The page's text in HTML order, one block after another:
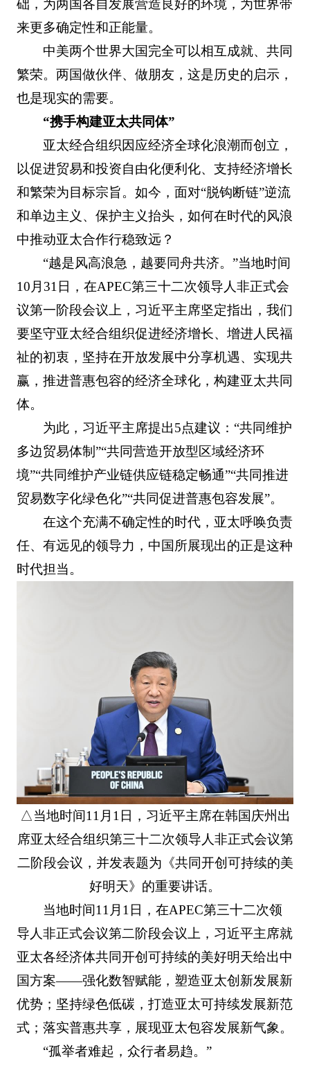
础，为两国各自发展营造良好的环境，为世界带
来更多确定性和正能量。
中美两个世界大国完全可以相互成就、共同
繁荣。两国做伙伴、做朋友，这是历史的启示，
也是现实的需要。
“携手构建亚太共同体”
亚太经合组织因应经济全球化浪潮而创立，
以促进贸易和投资自由化便利化、支持经济增长
和繁荣为目标宗旨。如今，面对“脱钩断链”逆流
和单边主义、保护主义抬头，如何在时代的风浪
中推动亚太合作行稳致远？
“越是风高浪急，越要同舟共济。”当地时间
10月31日，在APEC第三十二次领导人非正式会
议第一阶段会议上，习近平主席坚定指出，我们
要坚守亚太经合组织促进经济增长、增进人民福
祉的初衷，坚持在开放发展中分享机遇、实现共
赢，推进普惠包容的经济全球化，构建亚太共同
体。
为此，习近平主席提出5点建议：“共同维护
多边贸易体制”“共同营造开放型区域经济环
境”“共同维护产业链供应链稳定畅通”“共同推进
贸易数字化绿色化”“共同促进普惠包容发展”。
在这个充满不确定性的时代，亚太呼唤负责
任、有远见的领导力，中国所展现出的正是这种
时代担当。
△当地时间11月1日，习近平主席在韩国庆州出
席亚太经合组织第三十二次领导人非正式会议第
二阶段会议，并发表题为《共同开创可持续的美
好明天》的重要讲话。
当地时间11月1日，在APEC第三十二次领
导人非正式会议第二阶段会议上，习近平主席就
亚太各经济体共同开创可持续的美好明天给出中
国方案——强化数智赋能，塑造亚太创新发展新
优势；坚持绿色低碳，打造亚太可持续发展新范
式；落实普惠共享，展现亚太包容发展新气象。
“孤举者难起，众行者易趋。”